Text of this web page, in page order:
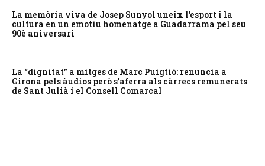
La memòria viva de Josep Sunyol uneix l’esport i la
cultura en un emotiu homenatge a Guadarrama pel seu
90è aniversari
La “dignitat” a mitges de Marc Puigtió: renuncia a
Girona pels àudios però s’aferra als càrrecs remunerats
de Sant Julià i el Consell Comarcal